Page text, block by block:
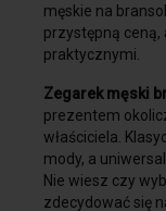
czymś więcej niż
męskie na
przystępną ceną,
Zegarek męski
prezentem
właściciela.
mody, a
Nie wiesz czy